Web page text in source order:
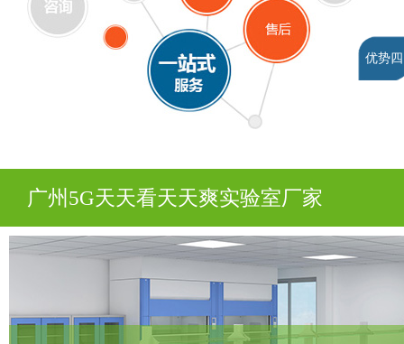
优势四
广州5G天天看天天爽实验室厂家